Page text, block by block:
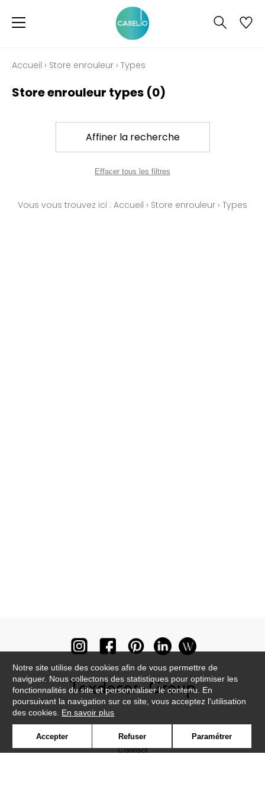
Accueil › Store enrouleur › Types
Store enrouleur types (0)
Affiner la recherche
Effacer tous les filtres
Vous vous trouvez ici : Accueil › Store enrouleur › Types
Contact
Notre site utilise des cookies afin de vous permettre de
naviguer. Nous collectons des statistiques pour optimiser les
fonctionnalités du site et personnaliser le contenu. En
poursuivant la navigation sur ce site, vous acceptez l'utilisation
des cookies. En savoir plus
Accepter Refuser Paramétrer